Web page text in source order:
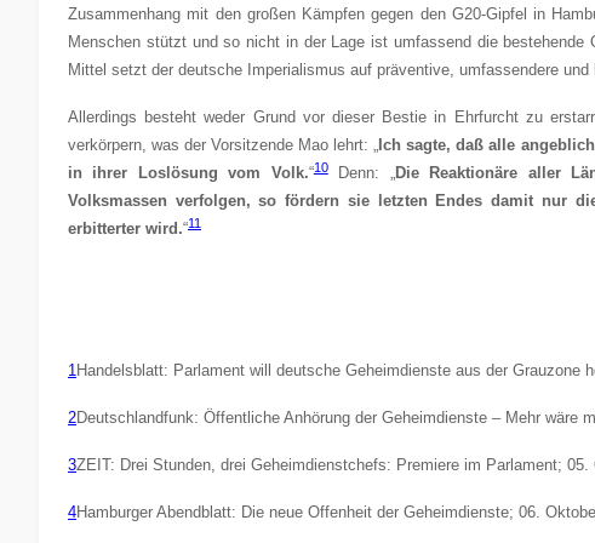
Zusammenhang mit den großen Kämpfen gegen den G20-Gipfel in
Menschen stützt und so nicht in der Lage ist umfassend die
Mittel setzt der deutsche Imperialismus auf präventive, umfassendere und
Allerdings besteht weder Grund vor dieser Bestie in Ehrfurcht zu
verkörpern, was der Vorsitzende Mao lehrt: „ Ich sagte, daß alle
in ihrer Loslösung vom Volk.“10Denn: „ Die Reaktionäre aller
Volksmassen verfolgen, so fördern sie letzten Endes damit nur
erbitterter wird.“11
1 Handelsblatt: Parlament will deutsche Geheimdienste aus der Grauzone
2Deutschlandfunk: Öffentliche Anhörung der Geheimdienste – Mehr wäre
3ZEIT: Drei Stunden, drei Geheimdienstchefs: Premiere im Parlament; 05.
4Hamburger Abendblatt: Die neue Offenheit der Geheimdienste; 06.